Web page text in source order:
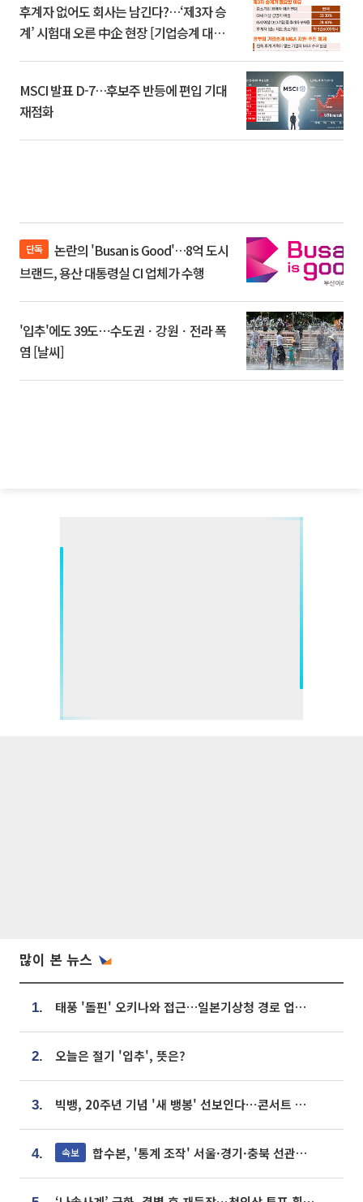
후계자 없어도 회사는 남긴다?…‘제3자 승
계’ 시험대 오른 中企 현장 [기업승계 대전
MSCI 발표 D-7…후보주 반등에 편입 기대
재점화
단독
브랜드, 용산 대통령실 CI 업체가 수행
'입추'에도 39도⋯수도권ㆍ강원ㆍ전라 폭
염 [날씨]
많이 본 뉴스
1. 태풍 '돌핀' 오키나와 접근…일본기상청 경로 업데이트
2. 오늘은 절기 '입추', 뜻은?
3. 빅뱅, 20주년 기념 '새 뱅봉' 선보인다⋯콘서트 앞두고 팝업 개최
4. 속보 합수본, '통계 조작' 서울·경기·충북 선관위 등 추가 압수수색